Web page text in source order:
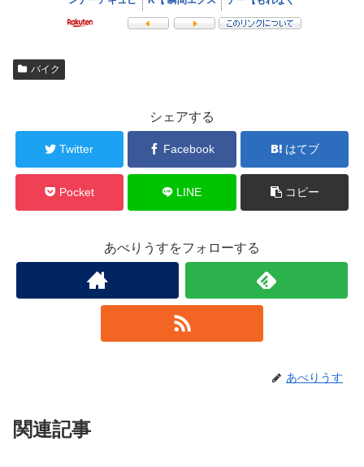
バイク
シェアする
Twitter Facebook はてブ
Pocket LINE コピー
あべりうすをフォローする
あべりうす
関連記事